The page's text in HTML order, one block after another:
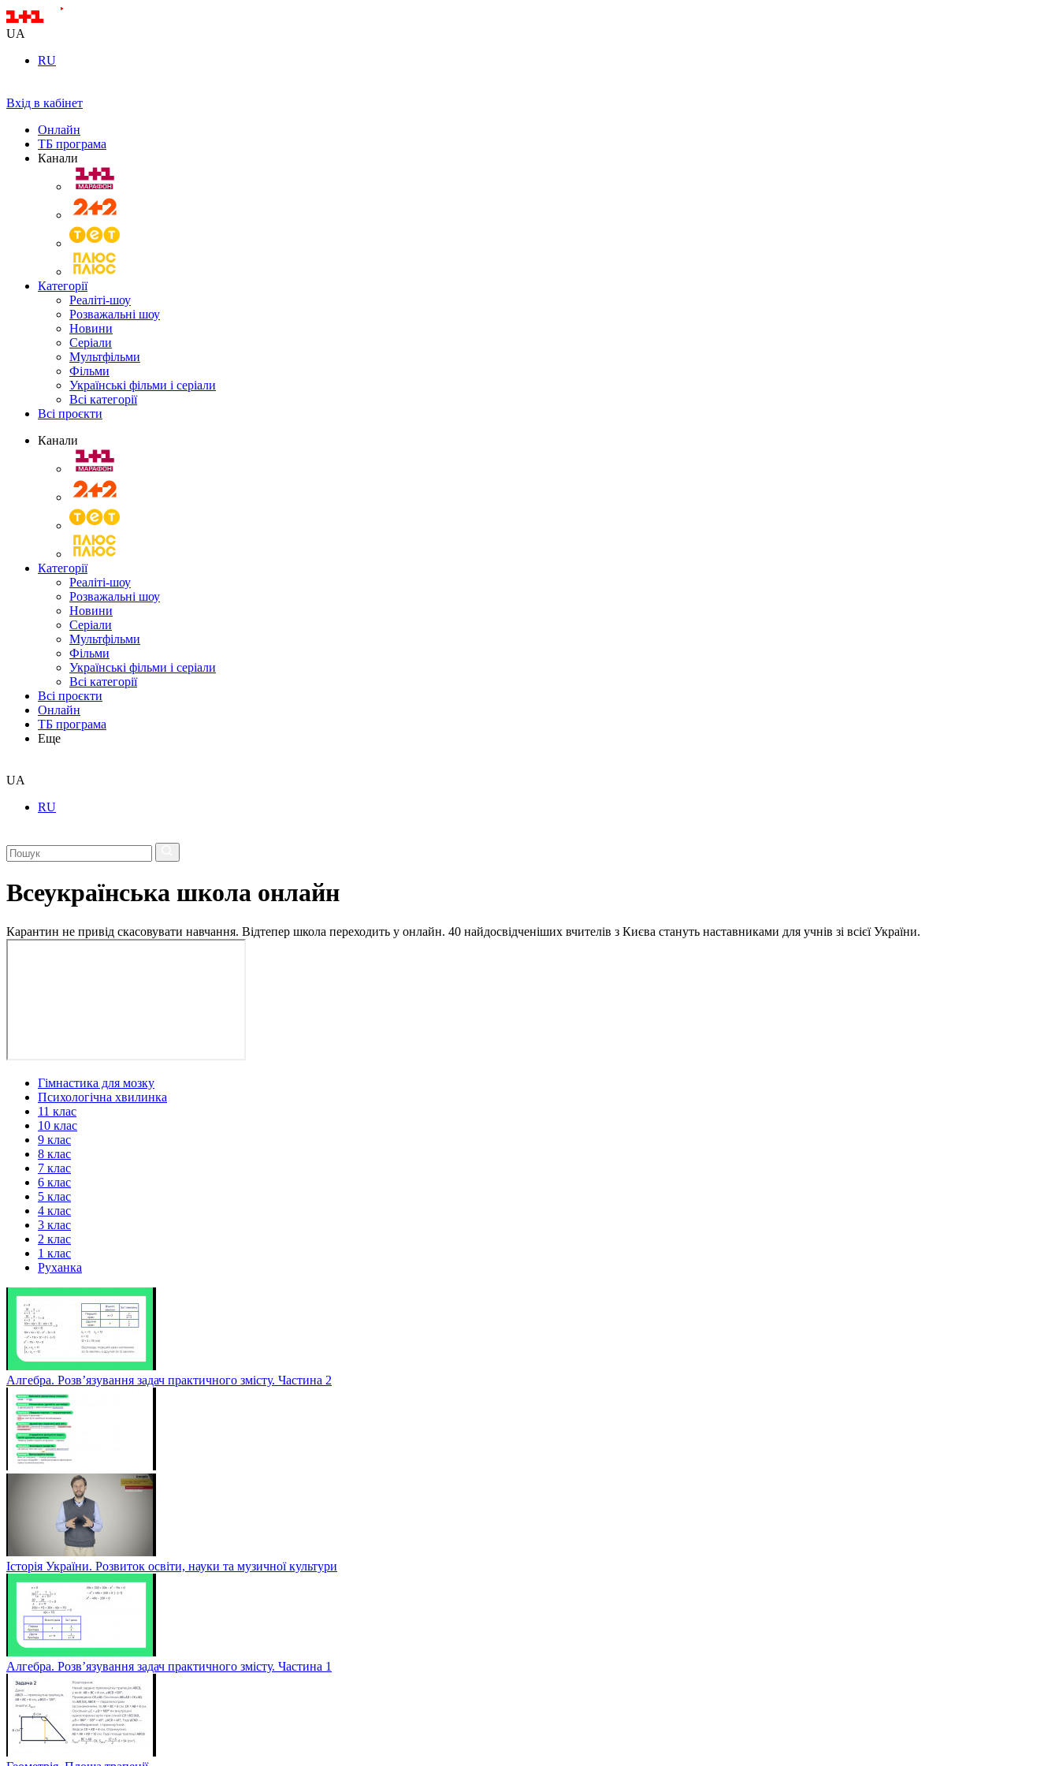
UA
RU
Вхід в кабінет
Онлайн
ТБ програма
Канали
Категорії
Реаліті-шоу
Розважальні шоу
Новини
Серіали
Мультфільми
Фільми
Українські фільми і серіали
Всі категорії
Всі проєкти
Канали
Категорії
Реаліті-шоу
Розважальні шоу
Новини
Серіали
Мультфільми
Фільми
Українські фільми і серіали
Всі категорії
Всі проєкти
Онлайн
ТБ програма
Еще
UA
RU
Всеукраїнська школа онлайн
Карантин не привід скасовувати навчання. Відтепер школа переходить у онлайн. 40 найдосвідченіших вчителів з Києва стануть наставниками для учнів зі всієї України.
Гімнастика для мозку
Психологічна хвилинка
11 клас
10 клас
9 клас
8 клас
7 клас
6 клас
5 клас
4 клас
3 клас
2 клас
1 клас
Руханка
Алгебра. Розв’язування задач практичного змісту. Частина 2
Історія України. Розвиток освіти, науки та музичної культури
Алгебра. Розв’язування задач практичного змісту. Частина 1